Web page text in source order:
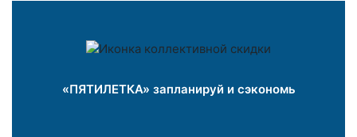
«ПЯТИЛЕТКА» запланируй и сэкономь